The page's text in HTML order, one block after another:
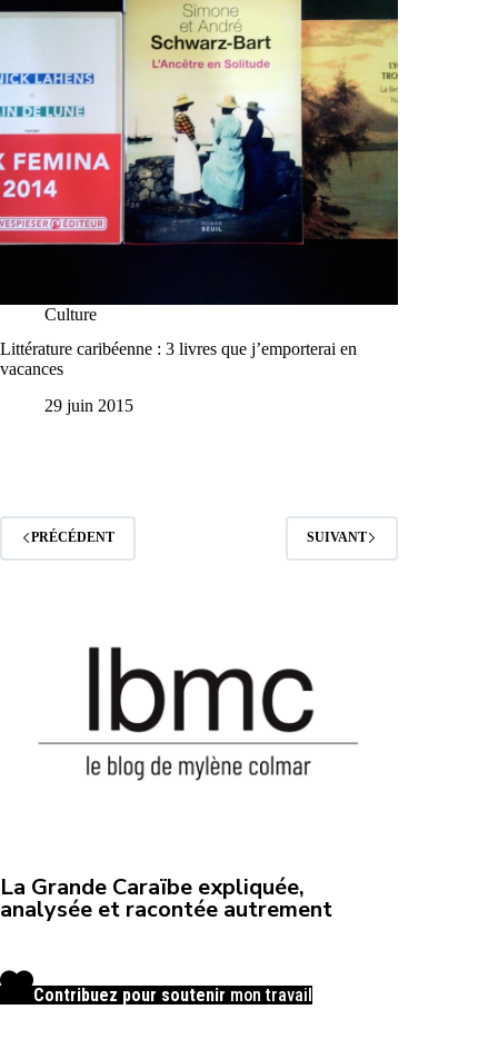
Culture
Littérature caribéenne : 3 livres que j’emporterai en
vacances
29 juin 2015
PRÉCÉDENT SUIVANT
La Grande Caraïbe expliquée,
analysée et racontée autrement
Contribuez pour soutenir mon travail